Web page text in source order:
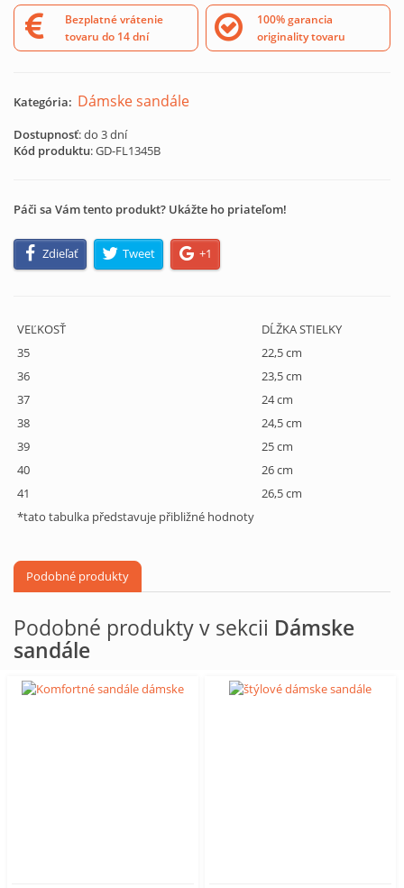
Bezplatné vrátenie
tovaru do 14 dní
100% garancia
originality tovaru
Kategória: Dámske sandále
Dostupnosť: do 3 dní
Kód produktu:GD-FL1345B
Páči sa Vám tento produkt? Ukážte ho priateľom!
Zdieľať Tweet +1
VEĽKOSŤ
DĹŽKA STIELKY
35
22,5 cm
36
23,5 cm
37
24 cm
38
24,5 cm
39
25 cm
40
26 cm
41
26,5 cm
*tato tabulka představuje přibližné hodnoty
Podobné produkty
Podobné produkty v sekcii Dámske
sandále